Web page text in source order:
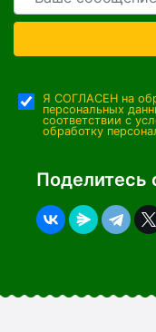
Я СОГЛАСЕН на
персональных
соответствии с
обработку
Поделитесь